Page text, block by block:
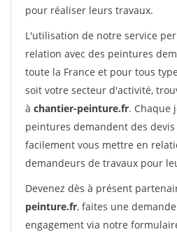
pour réaliser leurs travaux.
L'utilisation de notre service
relation avec des peintures
toute la France et pour tous
soit votre secteur d'activité,
à chantier-peinture.fr. Chaque
peintures demandent des
facilement vous mettre en
demandeurs de travaux pour
Devenez dès à présent
peinture.fr, faites une
engagement via notre